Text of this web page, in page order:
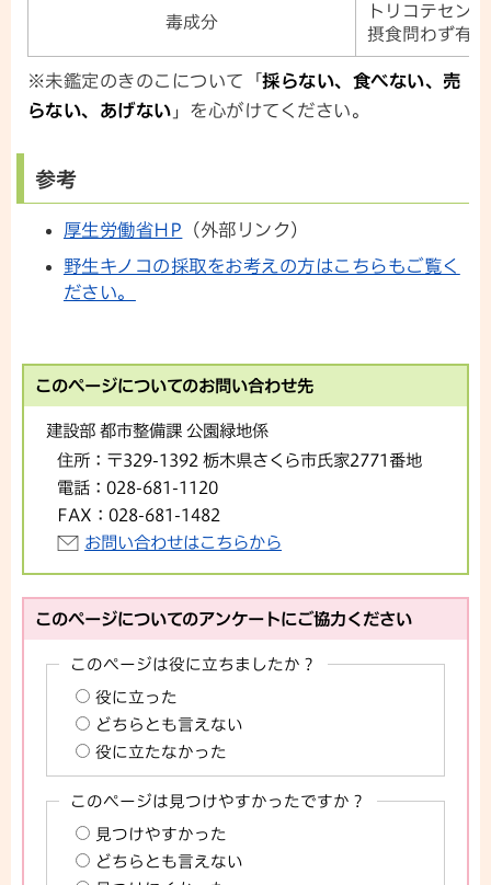
毒成分
トリコテセン
摂食問わず有
※未鑑定のきのこについて「採らない、食べない、売
らない、あげない 」を心がけてください。
参考
厚生労働省HP （外部リンク）
野生キノコの採取をお考えの方はこちらもご覧く
ださい。
このページについてのお問い合わせ先
建設部 都市整備課 公園緑地係
住所： 〒329-1392 栃木県さくら市氏家2771番地
電話： 028-681-1120
FAX： 028-681-1482
お問い合わせはこちらから
このページについてのアンケートにご協力ください
このページは役に立ちましたか？
役に立った
どちらとも言えない
役に立たなかった
このページは見つけやすかったですか？
見つけやすかった
どちらとも言えない